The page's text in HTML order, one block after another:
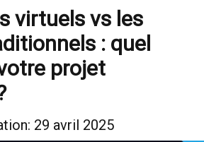
virtuels vs les
: quel
projet
29 avril 2025